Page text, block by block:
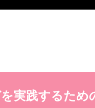
実践するた